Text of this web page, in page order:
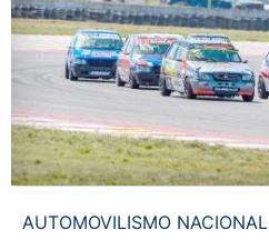
AUTOMOVILISMO NACIONAL